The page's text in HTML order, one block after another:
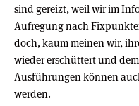
sind gereizt, weil wir im
Aufregung nach
doch, kaum meinen wir,
wieder erschüttert und
Ausführungen können
werden.